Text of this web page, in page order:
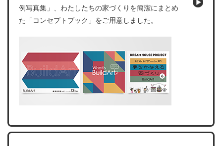
例写真集」、わたしたちの家づくりを簡潔にまとめ
た「コンセプトブック」をご用意しました。